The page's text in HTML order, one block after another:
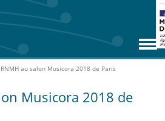
RNMH au salon Musicora 2018 de Paris
Musicora 2018 de